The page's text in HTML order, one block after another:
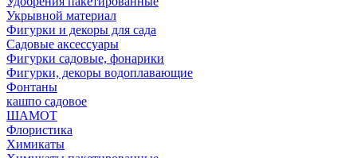
Укрывной материал
Фигурки и декоры для сада
Садовые аксессуары
Фигурки садовые, фонарики
Фигурки, декоры водоплавающие
Фонтаны
кашпо садовое
ШАМОТ
Флористика
Химикаты